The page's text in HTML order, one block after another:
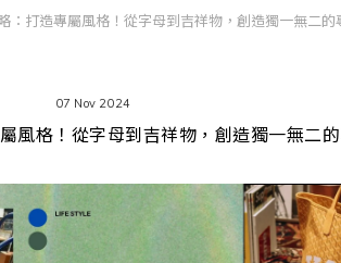
：打造專屬風格！從字母到吉祥物，創造獨一無二的
07 Nov 2024
風格！從字母到吉祥物，創造獨一無二